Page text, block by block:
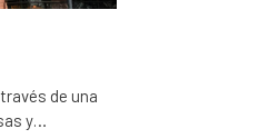
de una
y…